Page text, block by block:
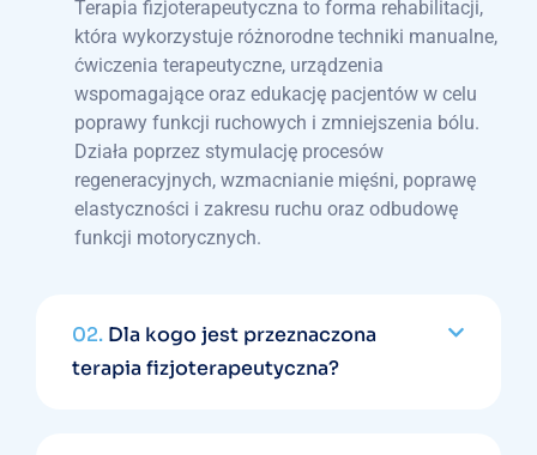
Terapia fizjoterapeutyczna to forma rehabilitacji,
która wykorzystuje różnorodne techniki manualne,
ćwiczenia terapeutyczne, urządzenia
wspomagające oraz edukację pacjentów w celu
poprawy funkcji ruchowych i zmniejszenia bólu.
Działa poprzez stymulację procesów
regeneracyjnych, wzmacnianie mięśni, poprawę
elastyczności i zakresu ruchu oraz odbudowę
funkcji motorycznych.
02. Dla kogo jest przeznaczona
terapia fizjoterapeutyczna?